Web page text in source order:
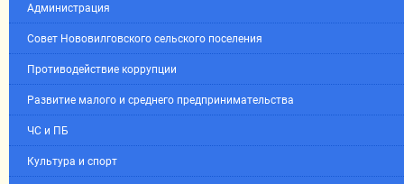
Администрация
Совет Нововилговского сельского поселения
Противодействие коррупции
Развитие малого и среднего предпринимательства
ЧС и ПБ
Культура и спорт